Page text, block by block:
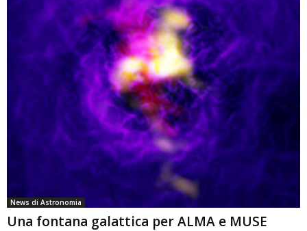
News di Astronomia
Una fontana galattica per ALMA e MUSE